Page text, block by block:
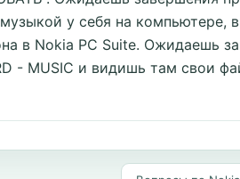
у себя на компьютере,
в Nokia PC Suite. Ожидаешь
- MUSIC и видишь там свои